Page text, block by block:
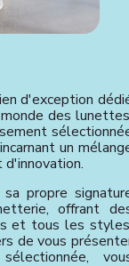
d'exception
des
un
propre
offrant
et tous les
de vous